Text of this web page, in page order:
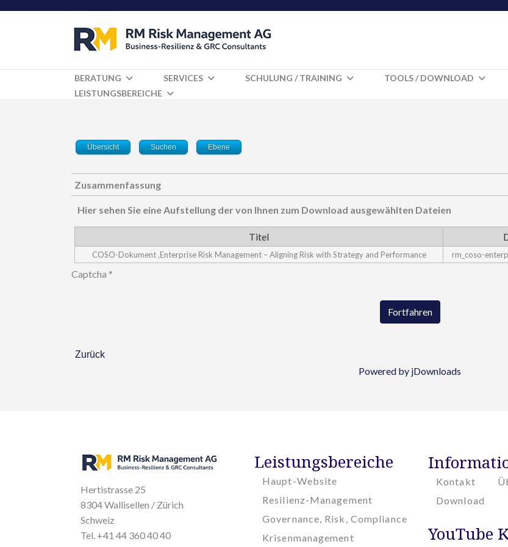
BERATUNG SERVICES SCHULUNG / TRAINING TOOLS / DOWNLOAD
LEISTUNGSBEREICHE
Übersicht Suchen Ebene
Zusammenfassung
Hier sehen Sie eine Aufstellung der von Ihnen zum Download ausgewählten Dateien
Titel
COSO-Dokument ‚Enterprise Risk Management – Aligning Risk with Strategy and Performance rm_coso-
Captcha *
Fortfahren
Zurück
Powered by jDownloads
Hertistrasse 25
8304 Wallisellen / Zürich
Schweiz
Tel. +41 44 360 40 40
Leistungsbereiche
Haupt-Website
Resilienz-Management
Governance, Risk, Compliance
Krisenmanagement
Kontakt
Download
YouTube